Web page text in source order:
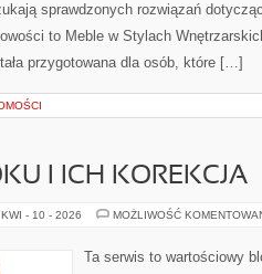
sprawdzonych rozwiązań
to Meble w Stylach
przygotowana dla osób, które […]
I ICH KOREKCJA
KWI - 10 - 2026 MOŻLIWOŚĆ
Ta serwis to wartościowy